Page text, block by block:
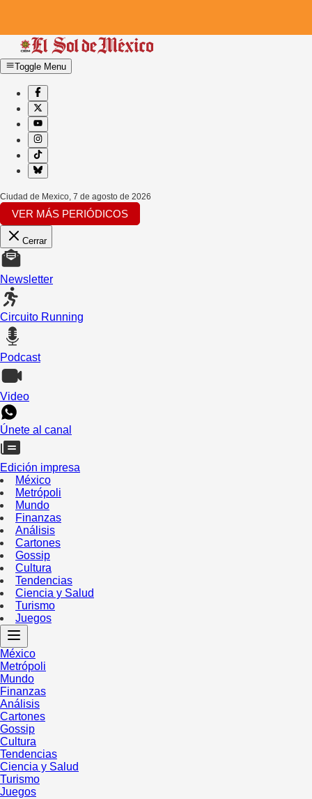
Toggle Menu
Ciudad de Mexico, 7 de agosto de 2026
VER MÁS PERIÓDICOS
Cerrar
Newsletter
Circuito Running
Podcast
Video
Únete al canal
Edición impresa
México
Metrópoli
Mundo
Finanzas
Análisis
Cartones
Gossip
Cultura
Tendencias
Ciencia y Salud
Turismo
Juegos
México
Metrópoli
Mundo
Finanzas
Análisis
Cartones
Gossip
Cultura
Tendencias
Ciencia y Salud
Turismo
Juegos